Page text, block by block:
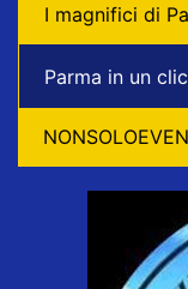
I magnifici di
Parma in un